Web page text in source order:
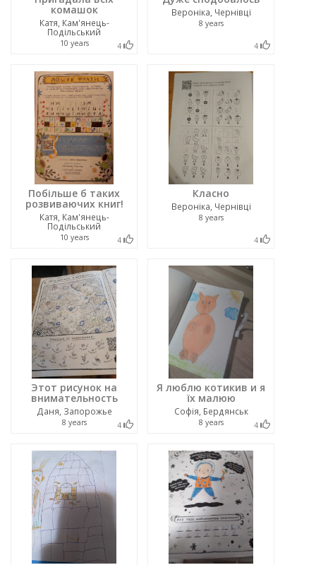
комашок
Катя, Кам'янець-
Подільський
10 years 4
Вероніка, Чернівці
8 years
4
Побільше б таких
розвиваючих книг!
Катя, Кам'янець-
Подільський
10 years 4
Класно
Вероніка, Чернівці
8 years
4
Этот рисунок на
внимательность
Даня, Запорожье
8 years 4
Я люблю котикив и я
їх малюю
Софія, Бердянськ
8 years 4